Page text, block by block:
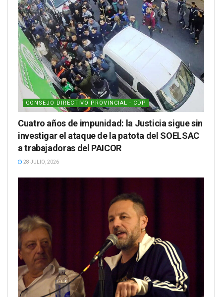
CONSEJO DIRECTIVO PROVINCIAL - CDP
Cuatro años de impunidad: la Justicia sigue sin
investigar el ataque de la patota del SOELSAC
a trabajadoras del PAICOR
28 JULIO, 2026